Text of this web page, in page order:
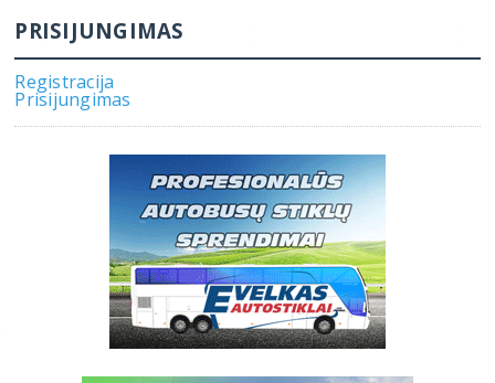
PRISIJUNGIMAS
Registracija
Prisijungimas